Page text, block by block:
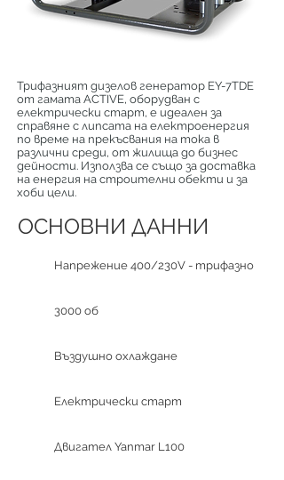
Трифазният дизелов генератор EY-7TDE
от гамата ACTIVE, оборудван с
електрически старт, е идеален за
справяне с липсата на електроенергия
по време на прекъсвания на тока в
различни среди, от жилища до бизнес
дейности. Използва се също за доставка
на енергия на строителни обекти и за
хоби цели.
ОСНОВНИ ДАННИ
Напрежение 400/230V - трифазно
3000 об
Въздушно охлаждане
Електрически старт
Двигател Yanmar L100